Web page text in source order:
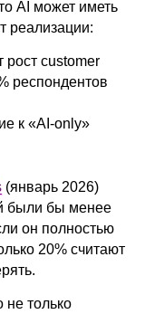
AI может иметь
реализации:
рост customer
респондентов
к «AI-only»
(январь 2026)
были бы менее
он полностью
20% считают
только